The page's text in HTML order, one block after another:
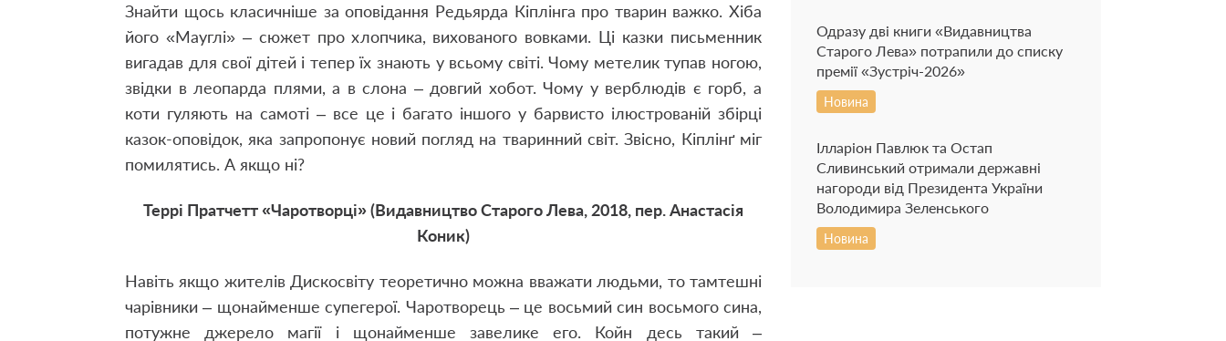
Знайти щось класичніше за оповідання Редьярда Кіплінга про тварин важко. Хіба
його «Мауглі» – сюжет про хлопчика, вихованого вовками. Ці казки письменник
вигадав для свої дітей і тепер їх знають у всьому світі. Чому метелик тупав ногою,
звідки в леопарда плями, а в слона – довгий хобот. Чому у верблюдів є горб, а
коти гуляють на самоті – все це і багато іншого у барвисто ілюстрованій збірці
казок-оповідок, яка запропонує новий погляд на тваринний світ. Звісно, Кіплінґ міг
помилятись. А якщо ні?
Террі Пратчетт «Чаротворці» (Видавництво Старого Лева, 2018, пер. Анастасія
Коник)
Навіть якщо жителів Дискосвіту теоретично можна вважати людьми, то тамтешні
чарівники – щонайменше супегерої. Чаротворець – це восьмий син восьмого сина,
потужне джерело магії і щонайменше завелике его. Койн десь такий –
Одразу дві книги «Видавництва
Старого Лева» потрапили до списку
премії «Зустріч-2026»
Новина
Ілларіон Павлюк та Остап
Сливинський отримали державні
нагороди від Президента України
Володимира Зеленського
Новина